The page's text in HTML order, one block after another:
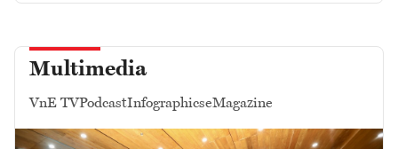
Multimedia
VnE TVPodcastInfographicseMagazine